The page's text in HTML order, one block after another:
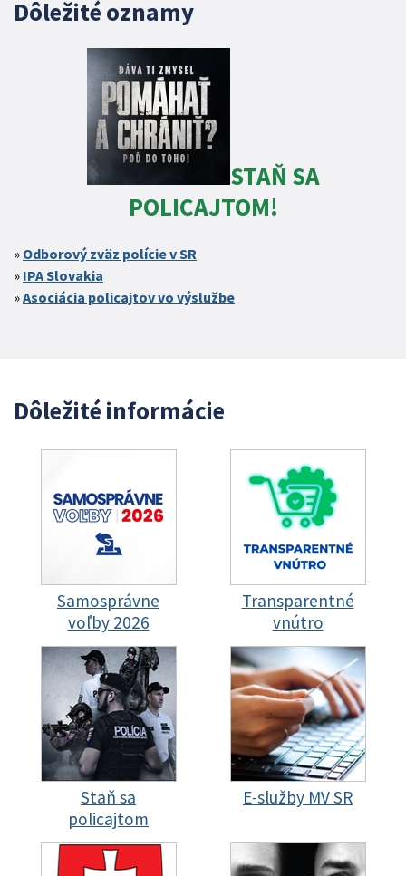
Dôležité oznamy
STAŇ SA
POLICAJTOM!
Odborový zväz polície v SR
IPA Slovakia
Asociácia policajtov vo výslužbe
Dôležité informácie
Samosprávne
voľby 2026
Transparentné
vnútro
Staň sa
policajtom
E-služby MV SR